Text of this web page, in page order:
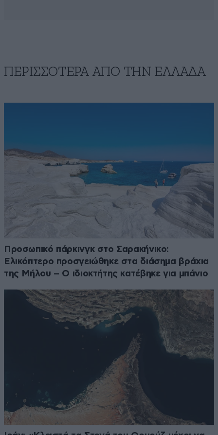
ΠΕΡΙΣΣΟΤΕΡΑ ΑΠΟ ΤΗΝ ΕΛΛΑΔΑ
Προσωπικό πάρκινγκ στο Σαρακήνικο:
Ελικόπτερο προσγειώθηκε στα διάσημα βράχια
της Μήλου – Ο ιδιοκτήτης κατέβηκε για μπάνιο